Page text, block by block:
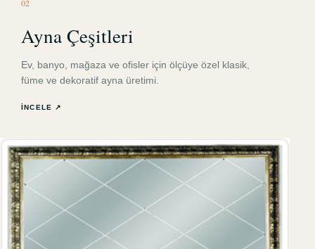
02
Ayna Çeşitleri
Ev, banyo, mağaza ve ofisler için ölçüye özel klasik,
füme ve dekoratif ayna üretimi.
İNCELE ↗